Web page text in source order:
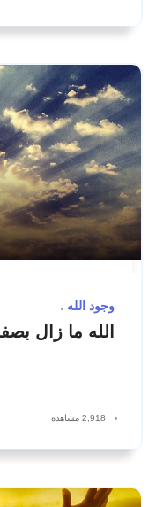
وجود الله
الله ما زال
2,918 مشاهدة